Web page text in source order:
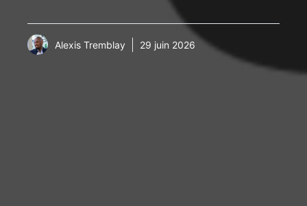
Alexis Tremblay 29 juin 2026